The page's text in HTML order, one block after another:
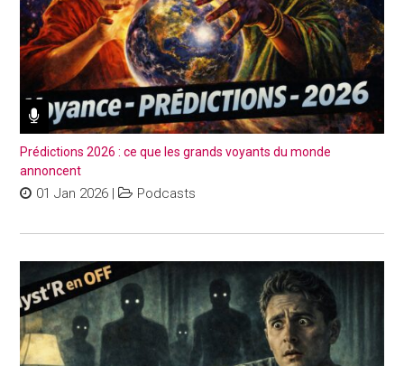
Prédictions 2026 : ce que les grands voyants du monde
annoncent
01 Jan 2026 | Podcasts